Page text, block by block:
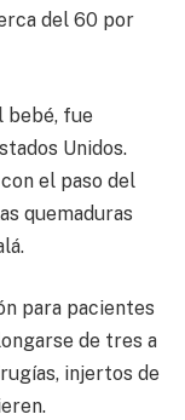
del 60 por
bebé, fue
Unidos.
el paso del
quemaduras
para pacientes
de tres a
injertos de